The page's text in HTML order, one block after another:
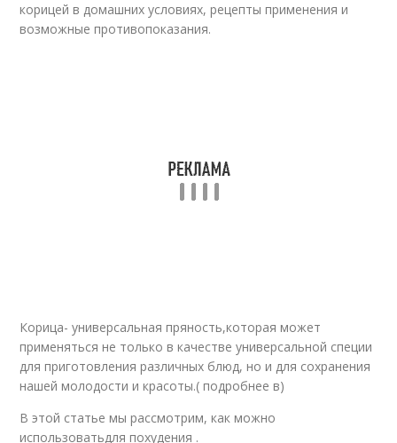
Советы по
обертыванию
Горчичное
корицей в домашних условиях, рецепты применения и
возможные противопоказания.
Корица- универсальная пряность,которая может
применяться не только в качестве универсальной специи
для приготовления различных блюд, но и для сохранения
нашей молодости и красоты.( подробнее в)
В этой статье мы рассмотрим, как можно
использоватьдля похудения .